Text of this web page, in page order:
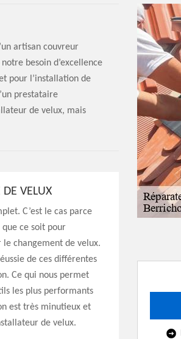
artisan couvreur
besoin d’excellence
pour l’installation de
prestataire
de velux, mais
DE VELUX
C’est le cas parce
ce soit pour
changement de velux.
de ces différentes
Ce qui nous permet
les plus performants
est très minutieux et
de velux.